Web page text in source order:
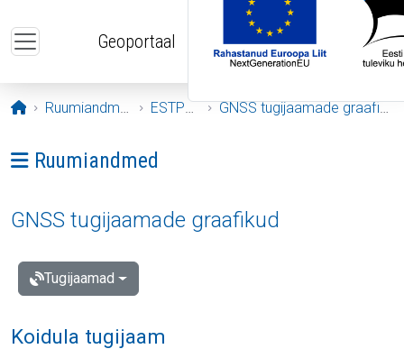
Geoportaal
Avaleht
Ruumiandmed ESTPOS GNSS tugijaamade graafikud
Ava menüü: Ruumiandmed
Ruumiandmed
GNSS tugijaamade graafikud
Tugijaamad
Koidula tugijaam